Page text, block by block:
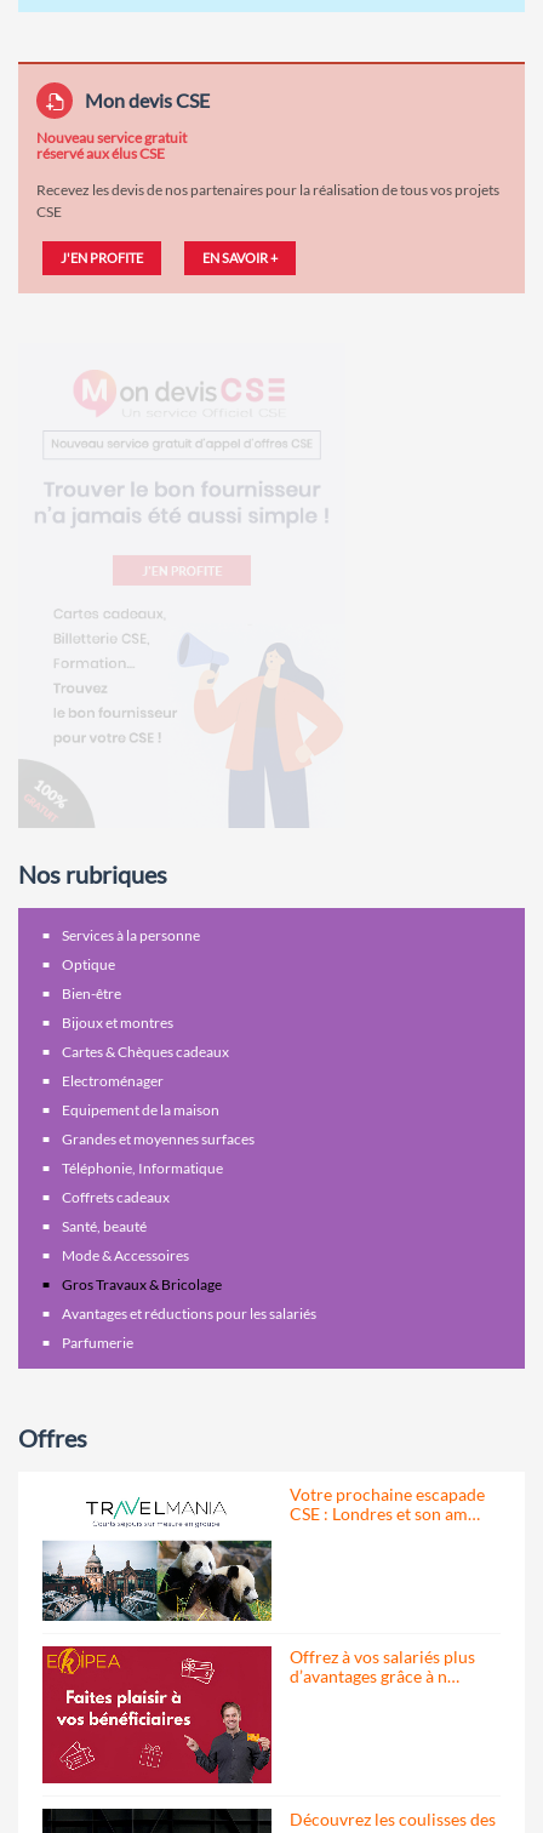
Mon devis CSE
Nouveau service gratuit
réservé aux élus CSE
Recevez les devis de nos partenaires pour la réalisation de tous vos projets
CSE
J'EN PROFITE EN SAVOIR +
Nos rubriques
Services à la personne
Optique
Bien-être
Bijoux et montres
Cartes & Chèques cadeaux
Electroménager
Equipement de la maison
Grandes et moyennes surfaces
Téléphonie, Informatique
Coffrets cadeaux
Santé, beauté
Mode & Accessoires
Gros Travaux & Bricolage
Avantages et réductions pour les salariés
Parfumerie
Offres
Votre prochaine escapade
CSE : Londres et son am…
Offrez à vos salariés plus
d’avantages grâce à n…
Découvrez les coulisses des